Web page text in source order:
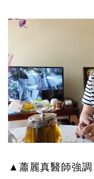
▲蕭麗真醫師強